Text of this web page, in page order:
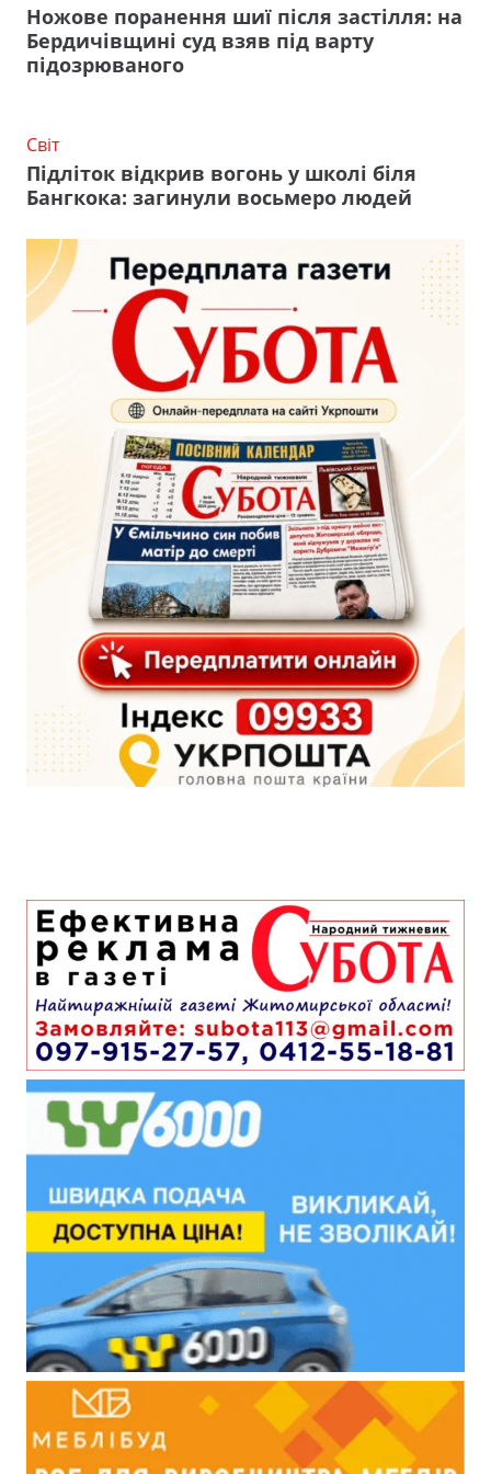
Ножове поранення шиї після застілля: на
Бердичівщині суд взяв під варту
підозрюваного
Світ
Підліток відкрив вогонь у школі біля
Бангкока: загинули восьмеро людей